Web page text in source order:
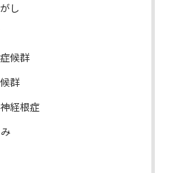
し
候群
群
経根症